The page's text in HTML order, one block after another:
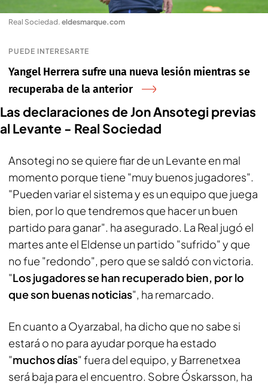
Real Sociedad. eldesmarque.com
PUEDE INTERESARTE
Yangel Herrera sufre una nueva lesión mientras se
recuperaba de la anterior
Las declaraciones de Jon Ansotegi previas
al Levante - Real Sociedad
Ansotegi no se quiere fiar de un Levante en mal
momento porque tiene "muy buenos jugadores".
"Pueden variar el sistema y es un equipo que juega
bien, por lo que tendremos que hacer un buen
partido para ganar". ha asegurado. La Real jugó el
martes ante el Eldense un partido "sufrido" y que
no fue "redondo", pero que se saldó con victoria.
"Los jugadores se han recuperado bien, por lo
que son buenas noticias", ha remarcado.
En cuanto a Oyarzabal, ha dicho que no sabe si
estará o no para ayudar porque ha estado
"muchos días" fuera del equipo, y Barrenetxea
será baja para el encuentro. Sobre Óskarsson, ha